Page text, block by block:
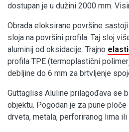
dostupan je u dužini 2000 mm.
Obrada eloksirane površine
sloja na površini profila. Taj sloj
aluminij od oksidacije. Trajno
profila TPE (termoplastični
debljine do 6 mm za brtvljenje
Guttagliss Aluline prilagođava se
objektu. Pogodan je za pune
drveta, metala, perforiranog lima ili